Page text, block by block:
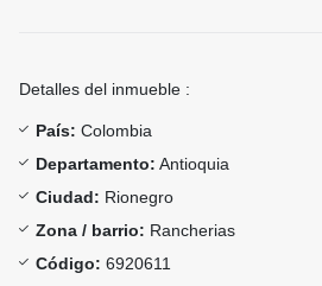
Detalles del inmueble :
País: Colombia
Departamento: Antioquia
Ciudad: Rionegro
Zona / barrio: Rancherias
Código: 6920611